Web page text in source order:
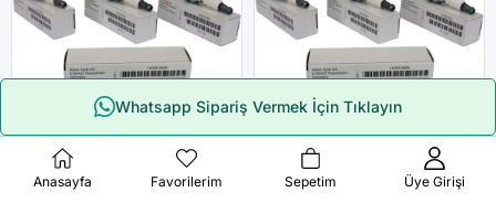
Opel Corsa C 1.2 1.4 Çift Tırnak
Opel Corsa C 1.2 1.4 Çift Tırnak
Whatsapp Sipariş Vermek İçin Tıklayın
Çerez Kullanımı
Anasayfa Favorilerim Sepetim Üye Girişi